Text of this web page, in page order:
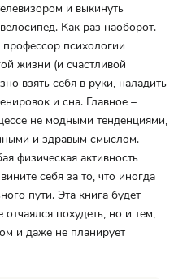
и выкинуть
Как раз наоборот.
психологии
жизни (и счастливой
взять себя в руки, наладить
и сна. Главное –
не модными тенденциями,
и здравым смыслом.
физическая активность
себя за то, что иногда
пути. Эта книга будет
похудеть, но и тем,
и даже не планирует